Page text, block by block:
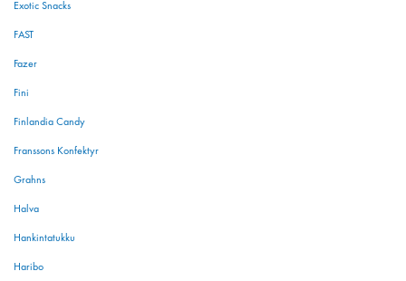
Exotic Snacks
FAST
Fazer
Fini
Finlandia Candy
Franssons Konfektyr
Grahns
Halva
Hankintatukku
Haribo